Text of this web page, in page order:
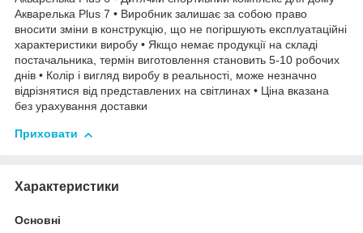
Акварелька Plus 7 • Виробник залишає за собою право
вносити зміни в конструкцію, що не погіршують експлуатаційні
характеристики виробу • Якщо немає продукції на складі
постачальника, термін виготовлення становить 5-10 робочих
днів • Колір і вигляд виробу в реальності, може незначно
відрізнятися від представлених на світлинах • Ціна вказана
без урахування доставки
Приховати
Характеристики
Основні